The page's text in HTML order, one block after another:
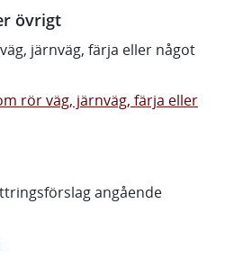
övrigt
järnväg, färja eller något
rör väg, järnväg, färja eller
angående